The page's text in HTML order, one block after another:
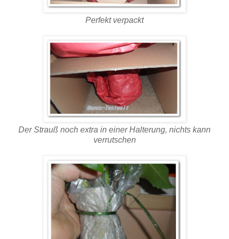
Perfekt verpackt
Der Strauß noch extra in einer Halterung, nichts kann
verrutschen